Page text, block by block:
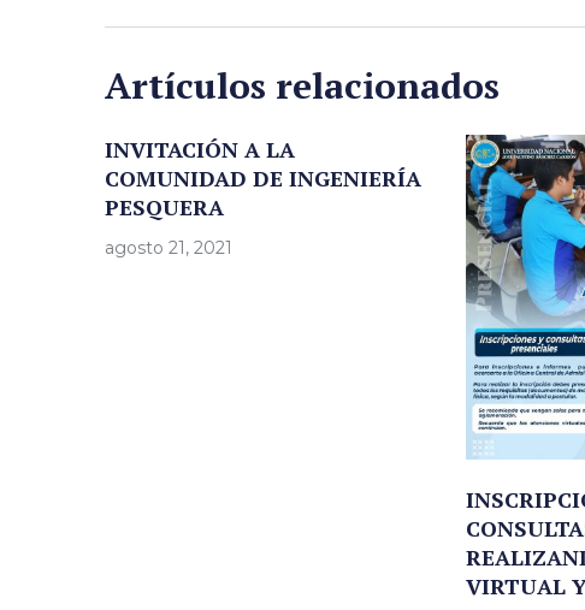
Artículos relacionados
INVITACIÓN A LA
COMUNIDAD DE INGENIERÍA
PESQUERA
agosto 21, 2021
VIRTUAL